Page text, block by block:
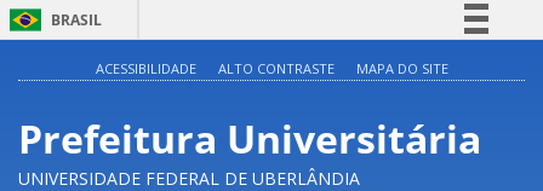
BRASIL
Participe
Acesso à informação
ACESSIBILIDADE ALTO CONTRASTE MAPA DO SITE
Prefeitura Universitária
UNIVERSIDADE FEDERAL DE UBERLÂNDIA